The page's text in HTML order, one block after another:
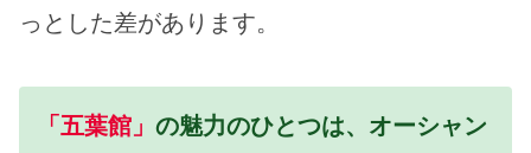
っとした差があります。
「五葉館」 の魅力のひとつは、オーシャン